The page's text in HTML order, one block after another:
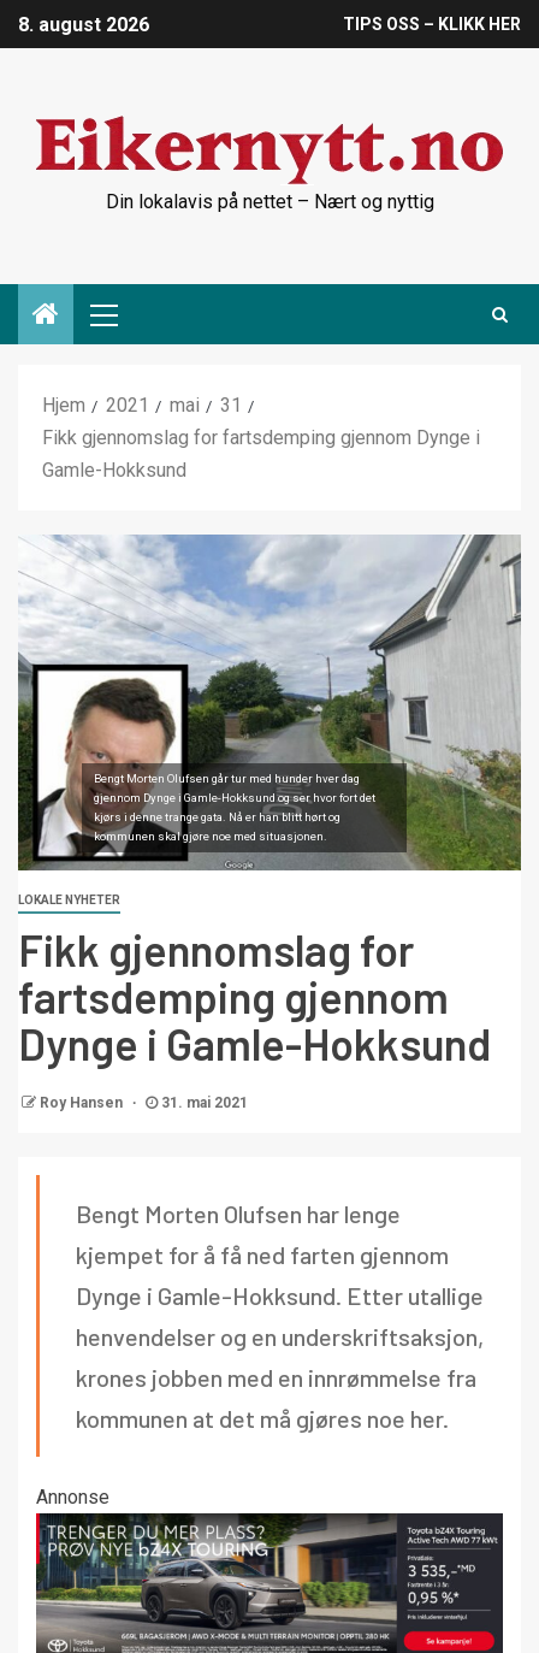
8. august 2026 TIPS OSS – KLIKK HER
Din lokalavis på nettet – Nært og nyttig
Hjem 2021 mai
31
Fikk gjennomslag for fartsdemping gjennom Dynge i
Gamle-Hokksund
Bengt Morten Olufsen går tur med hunder hver dag
gjennom Dynge i Gamle-Hokksund og ser hvor fort det
kjørs i denne trange gata. Nå er han blitt hørt og
kommunen skal gjøre noe med situasjonen.
LOKALE NYHETER
Fikk gjennomslag for
fartsdemping gjennom
Dynge i Gamle-Hokksund
Roy Hansen 31. mai 2021
Bengt Morten Olufsen har lenge
kjempet for å få ned farten gjennom
Dynge i Gamle-Hokksund. Etter utallige
henvendelser og en underskriftsaksjon,
krones jobben med en innrømmelse fra
kommunen at det må gjøres noe her.
Annonse